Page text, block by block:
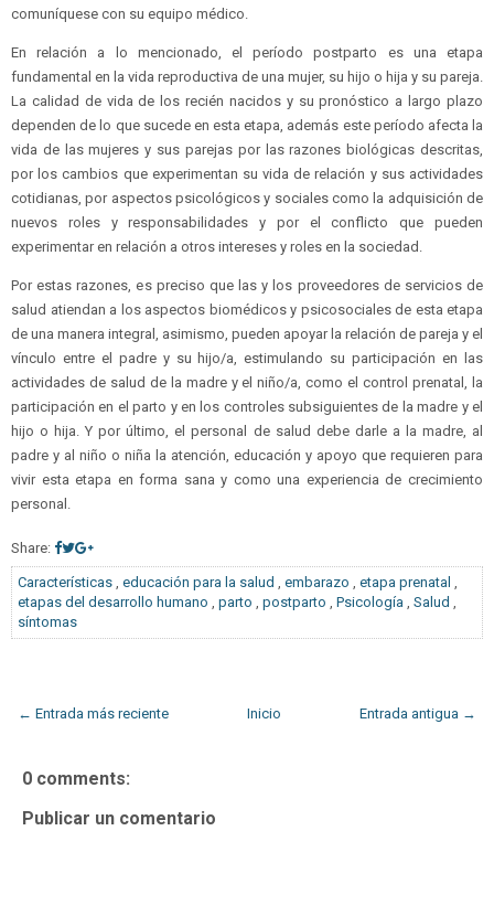
comuníquese con su equipo médico.
En relación a lo mencionado, el período postparto es una etapa
fundamental en la vida reproductiva de una mujer, su hijo o hija y su pareja.
La calidad de vida de los recién nacidos y su pronóstico a largo plazo
dependen de lo que sucede en esta etapa, además este período afecta la
vida de las mujeres y sus parejas por las razones biológicas descritas,
por los cambios que experimentan su vida de relación y sus actividades
cotidianas, por aspectos psicológicos y sociales como la adquisición de
nuevos roles y responsabilidades y por el conflicto que pueden
experimentar en relación a otros intereses y roles en la sociedad.
Por estas razones, es preciso que las y los proveedores de servicios de
salud atiendan a los aspectos biomédicos y psicosociales de esta etapa
de una manera integral, asimismo, pueden apoyar la relación de pareja y el
vínculo entre el padre y su hijo/a, estimulando su participación en las
actividades de salud de la madre y el niño/a, como el control prenatal, la
participación en el parto y en los controles subsiguientes de la madre y el
hijo o hija. Y por último, el personal de salud debe darle a la madre, al
padre y al niño o niña la atención, educación y apoyo que requieren para
vivir esta etapa en forma sana y como una experiencia de crecimiento
personal.
Share:
Características , educación para la salud , embarazo , etapa prenatal ,
etapas del desarrollo humano , parto , postparto , Psicología , Salud ,
síntomas
← Entrada más reciente Entrada antigua →
Inicio
0 comments:
Publicar un comentario